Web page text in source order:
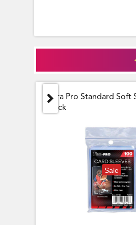
Ultra Pro Standard Soft
Stück
Sale